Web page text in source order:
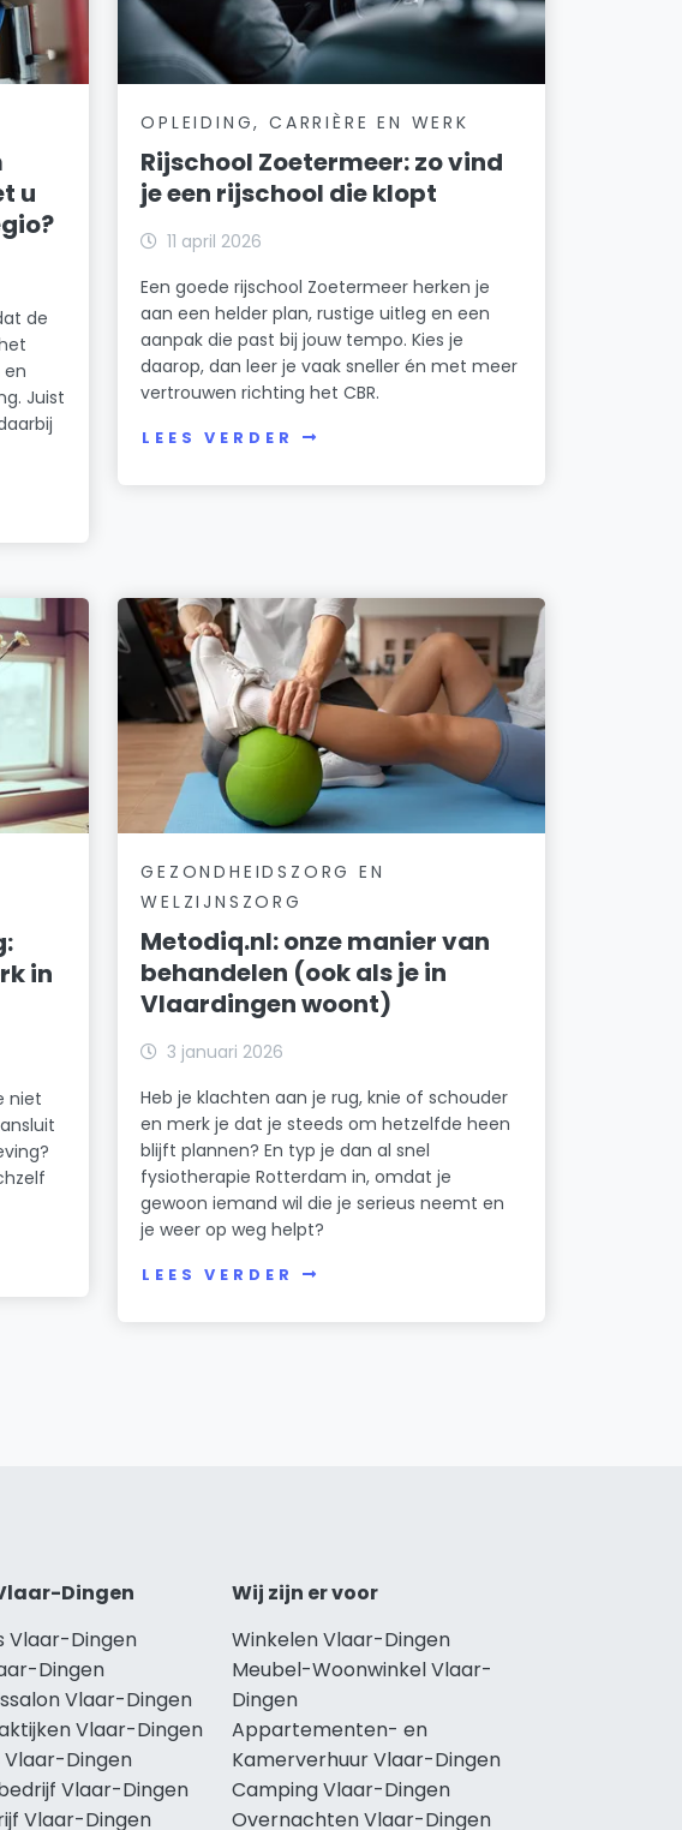
u
de
Juist
OPLEIDING, CARRIÈRE EN WERK
Rijschool Zoetermeer: zo vind
je een rijschool die klopt
11 april 2026
Een goede rijschool Zoetermeer herken je
aan een helder plan, rustige uitleg en een
aanpak die past bij jouw tempo. Kies je
daarop, dan leer je vaak sneller én met meer
vertrouwen richting het CBR.
LEES VERDER
in
niet
GEZONDHEIDSZORG EN
WELZIJNSZORG
Metodiq.nl: onze manier van
behandelen (ook als je in
Vlaardingen woont)
3 januari 2026
Heb je klachten aan je rug, knie of schouder
en merk je dat je steeds om hetzelfde heen
blijft plannen? En typ je dan al snel
fysiotherapie Rotterdam in, omdat je
gewoon iemand wil die je serieus neemt en
je weer op weg helpt?
LEES VERDER
Dingen
Vlaar-Dingen
Dingen
Vlaar-Dingen
Vlaar-Dingen
Vlaar-Dingen
Vlaar-Dingen
Vlaar-Dingen
Wij zijn er voor
Winkelen Vlaar-Dingen
Meubel-Woonwinkel Vlaar-
Dingen
Appartementen- en
Kamerverhuur Vlaar-Dingen
Camping Vlaar-Dingen
Overnachten Vlaar-Dingen